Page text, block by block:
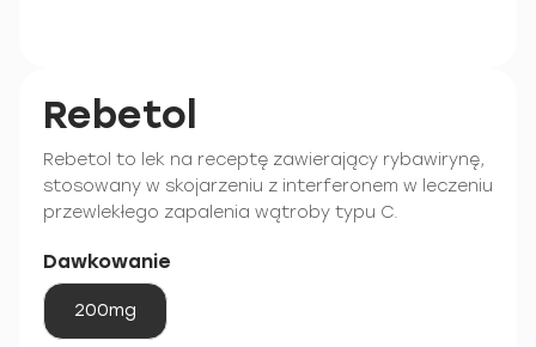
Rebetol
Rebetol to lek na receptę zawierający rybawirynę,
stosowany w skojarzeniu z interferonem w leczeniu
przewlekłego zapalenia wątroby typu C.
Dawkowanie
200mg